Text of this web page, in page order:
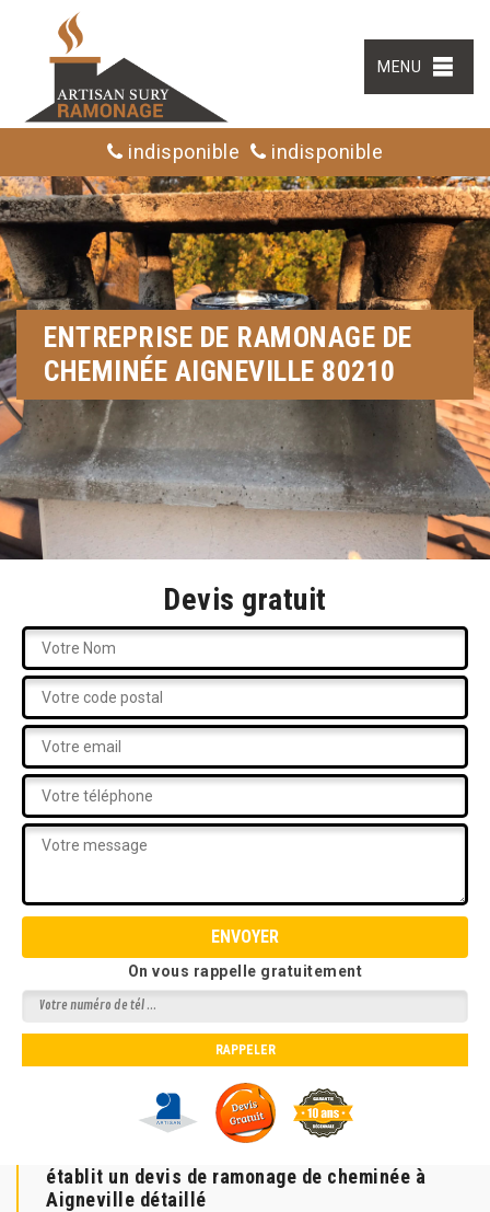
MENU
indisponible indisponible
ENTREPRISE DE RAMONAGE DE
CHEMINÉE AIGNEVILLE 80210
Devis gratuit
On vous rappelle gratuitement
établit un devis de ramonage de cheminée à
Aigneville détaillé